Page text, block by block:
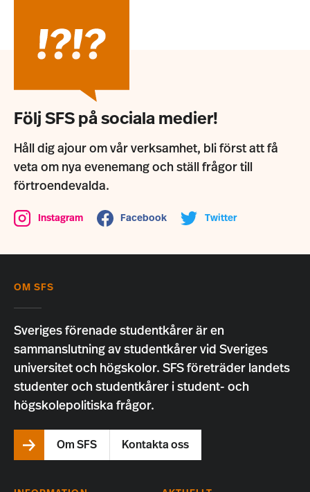
Följ SFS på sociala medier!
Håll dig ajour om vår verksamhet, bli först att få
veta om nya evenemang och ställ frågor till
förtroendevalda.
Instagram Facebook Twitter
OM SFS
Sveriges förenade studentkårer är en
sammanslutning av studentkårer vid Sveriges
universitet och högskolor. SFS företräder landets
studenter och studentkårer i student- och
högskolepolitiska frågor.
Om SFS Kontakta oss